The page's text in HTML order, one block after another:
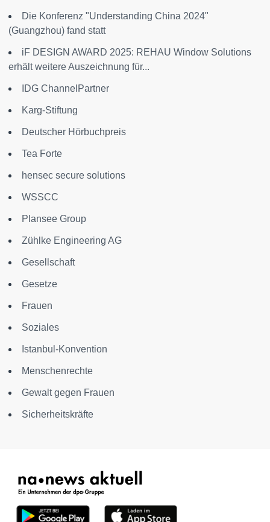
Die Konferenz "Understanding China 2024"
(Guangzhou) fand statt
iF DESIGN AWARD 2025: REHAU Window Solutions
erhält weitere Auszeichnung für...
IDG ChannelPartner
Karg-Stiftung
Deutscher Hörbuchpreis
Tea Forte
hensec secure solutions
WSSCC
Plansee Group
Zühlke Engineering AG
Gesellschaft
Gesetze
Frauen
Soziales
Istanbul-Konvention
Menschenrechte
Gewalt gegen Frauen
Sicherheitskräfte